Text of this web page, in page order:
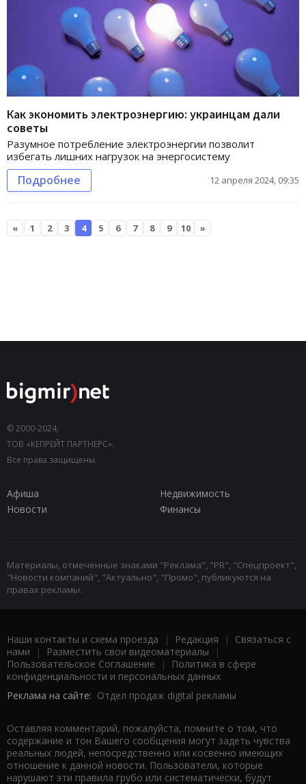
Как экономить электроэнергию: украинцам дали
советы
Разумное потребление электроэнергии позволит
избегать лишних нагрузок на энергосистему
Подробнее 12 апреля 2024, 09:35
« 1 2 3 4 5 6 7 8 9 10 »
© 2000-2024,
ТОВ «КЕПРЕЙТ ПАРТНЕРС».
Все права защищены.
Афиша
Недвижимость
Новости
Финансы
Материалы, отмеченные знаками "Реклама", "PR", "Спецпроект",
"Новости компаний", "Актуально", "Промо", публикуются на
правах рекламы.
Наши контакты и схема проезда | Редакция | Связаться с
нами | Разместить свои видеоматериалы |
Пользовательское Соглашение |
Политика в сфере
конфиденциальности и персональных данных
Реклама на сайте: Отдел продаж digital рекламы
Оставляя комментарий, пожалуйста, помните о том, что
содержание и тон Вашего сообщения могут задеть чувства
реальных людей, непосредственно или косвенно имеющих
отношение к данной новости. Пользователи, которые
нарушают эти правила грубо или систематически, будут